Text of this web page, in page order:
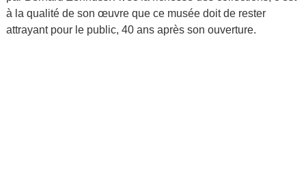
à la qualité de son œuvre que ce musée doit de rester
attrayant pour le public, 40 ans après son ouverture.